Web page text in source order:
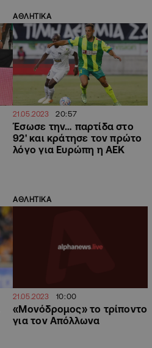
ΑΘΛΗΤΙΚΑ
21.05.2023 20:57
Έσωσε την… παρτίδα στο
92' και κράτησε τον πρώτο
λόγο για Ευρώπη η ΑΕΚ
ΑΘΛΗΤΙΚΑ
21.05.2023 10:00
«Μονόδρομος» το τρίποντο
για τον Απόλλωνα